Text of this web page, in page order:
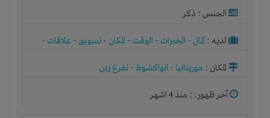
الجنس : ذكر
لديـه : المال - الخبرات - الوقت - المكان - تسويق - علاقات -
المكان : موريتانيا - انواكشوط- تفرغ زين
آخر ظهور: : منذ 4 اشهر